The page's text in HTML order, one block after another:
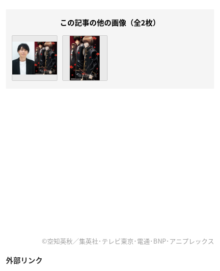
この記事の他の画像（全2枚）
©空知英秋／集英社･テレビ東京･電通･BNP･アニプレックス
外部リンク